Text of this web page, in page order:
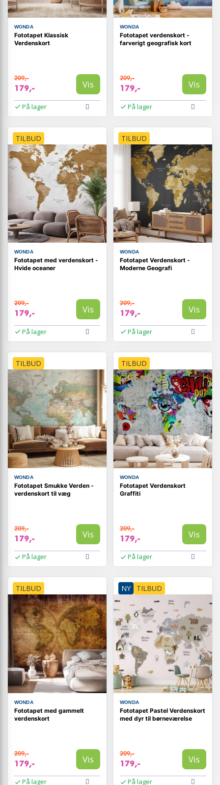
WONDA
Fototapet Klassisk
Verdenskort
209,-
179,- Vis
På lager
WONDA
Fototapet verdenskort -
farverigt geografisk kort
209,-
179,- Vis
På lager
TILBUD
WONDA
Fototapet med verdenskort -
Hvide oceaner
209,-
179,- Vis
På lager
TILBUD
WONDA
Fototapet Verdenskort -
Moderne Geografi
209,-
179,- Vis
På lager
TILBUD
WONDA
Fototapet Smukke Verden -
verdenskort til væg
209,-
179,- Vis
På lager
TILBUD
WONDA
Fototapet Verdenskort
Graffiti
209,-
179,- Vis
På lager
TILBUD
WONDA
Fototapet med gammelt
verdenskort
209,-
179,- Vis
På lager
NY TILBUD
WONDA
Fototapet Pastel Verdenskort
med dyr til børneværelse
209,-
179,- Vis
På lager